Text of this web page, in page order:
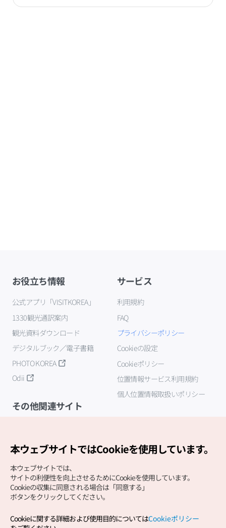
お役立ち情報
公式アプリ「VISITKOREA」
1330観光通訳案内
観光資料ダウンロード
デジタルブック／電子書籍
PHOTO KOREA
Odii
サービス
利用規約
FAQ
プライバシーポリシー
Cookieの設定
Cookieポリシー
位置情報サービス利用規約
個人位置情報取扱いポリシー
その他関連サイト
Copyright (c) Korea Tourism Organization All Rights
本ウェブサイトではCookieを使用しています。
本ウェブサイトでは、
サイトの利便性を向上させるためにCookieを使用しています。
Cookieの収集に同意される場合は「同意する」
ボタンをクリックしてください。
Cookieに関する詳細および使用目的についてはCookieポリシー